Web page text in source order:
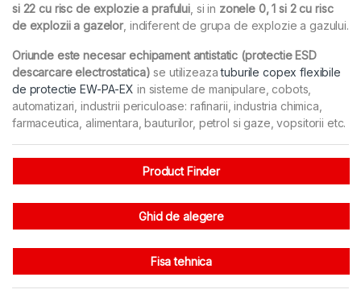
si 22 cu risc de explozie a prafului, si in zonele 0, 1 si 2 cu risc
de explozii a gazelor, indiferent de grupa de explozie a gazului.
Oriunde este necesar echipament antistatic (protectie ESD
descarcare electrostatica) se utilizeazatuburile copex flexibile
de protectie EW-PA-EX in sisteme de manipulare, cobots,
automatizari, industrii periculoase: rafinarii, industria chimica,
farmaceutica, alimentara, bauturilor, petrol si gaze, vopsitorii etc.
Product Finder
Ghid de alegere
Fisa tehnica